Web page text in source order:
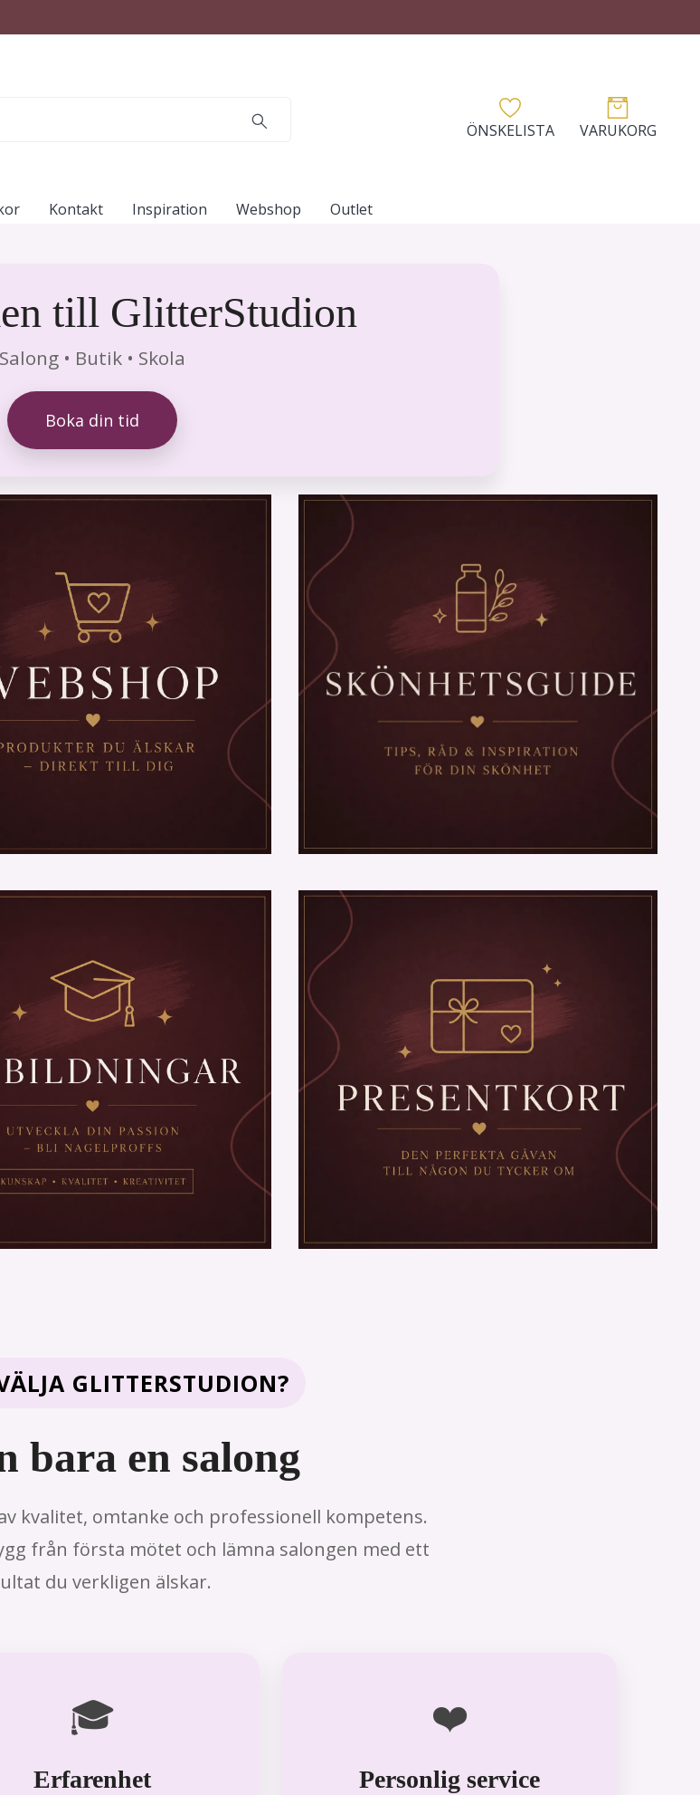
ÖNSKELISTA VARUKORG
Kontakt Inspiration Webshop Outlet
till GlitterStudion
Salong • Butik • Skola
Boka din tid
GLITTERSTUDION?
bara en salong
kvalitet, omtanke och professionell kompetens.
från första mötet och lämna salongen med ett
du verkligen älskar.
🎓
Erfarenhet
❤️
Personlig service